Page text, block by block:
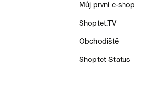
Můj první e-shop
Shoptet.TV
Obchodiště
Shoptet Status